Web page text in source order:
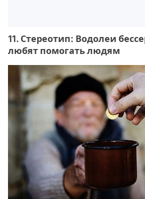
11. Стереотип: Водолеи
любят помогать людям